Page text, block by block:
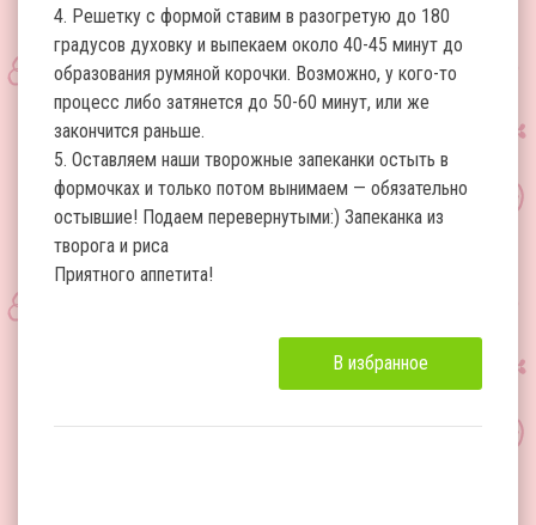
4. Решетку с формой ставим в разогретую до 180
градусов духовку и выпекаем около 40-45 минут до
образования румяной корочки. Возможно, у кого-то
процесс либо затянется до 50-60 минут, или же
закончится раньше.
5. Оставляем наши творожные запеканки остыть в
формочках и только потом вынимаем — обязательно
остывшие! Подаем перевернутыми:) Запеканка из
творога и риса
Приятного аппетита!
В избранное